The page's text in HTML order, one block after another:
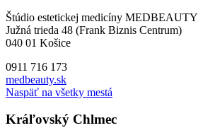
Štúdio estetickej medicíny MEDBEAUTY
Južná trieda 48 (Frank Biznis Centrum)
040 01 Košice
0911 716 173
medbeauty.sk
Naspäť na všetky mestá
Kráľovský Chlmec